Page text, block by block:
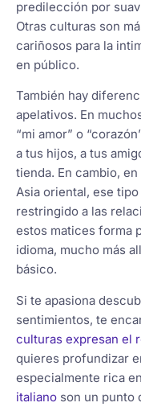
predilección por
Otras culturas son
cariñosos para la
en público.
También hay
apelativos. En
“mi amor” o
a tus hijos, a tus
tienda. En cambio,
Asia oriental, ese
restringido a las
estos matices forma
idioma, mucho más
básico.
Si te apasiona
sentimientos, te
culturas expresan el
quieres profundizar
especialmente rica
italiano son un punto